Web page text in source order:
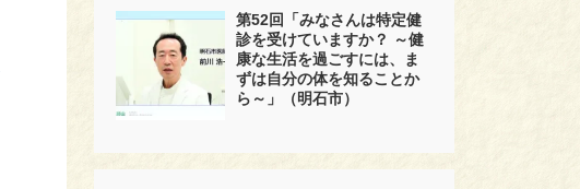
第52回「みなさんは特定健
診を受けていますか？ ～健
康な生活を過ごすには、ま
ずは自分の体を知ることか
ら～」（明石市）